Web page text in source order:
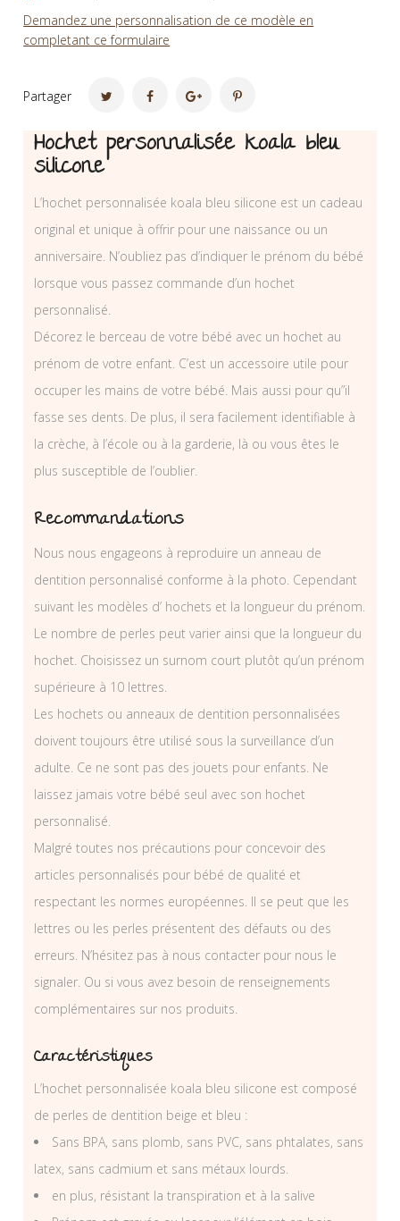
Demandez une personnalisation de ce modèle en
completant ce formulaire
Partager
Hochet personnalisée koala bleu
silicone
L’hochet personnalisée koala bleu silicone est un cadeau
original et unique à offrir pour une naissance ou un
anniversaire. N’oubliez pas d’indiquer le prénom du bébé
lorsque vous passez commande d’un hochet
personnalisé.
Décorez le berceau de votre bébé avec un hochet au
prénom de votre enfant. C’est un accessoire utile pour
occuper les mains de votre bébé. Mais aussi pour qu”il
fasse ses dents. De plus, il sera facilement identifiable à
la crèche, à l’école ou à la garderie, là ou vous êtes le
plus susceptible de l’oublier.
Recommandations
Nous nous engageons à reproduire un anneau de
dentition personnalisé conforme à la photo. Cependant
suivant les modèles d’ hochets et la longueur du prénom.
Le nombre de perles peut varier ainsi que la longueur du
hochet. Choisissez un surnom court plutôt qu’un prénom
supérieure à 10 lettres.
Les hochets ou anneaux de dentition personnalisées
doivent toujours être utilisé sous la surveillance d’un
adulte. Ce ne sont pas des jouets pour enfants. Ne
laissez jamais votre bébé seul avec son hochet
personnalisé.
Malgré toutes nos précautions pour concevoir des
articles personnalisés pour bébé de qualité et
respectant les normes européennes. Il se peut que les
lettres ou les perles présentent des défauts ou des
erreurs. N’hésitez pas à nous contacter pour nous le
signaler. Ou si vous avez besoin de renseignements
complémentaires sur nos produits.
Caractéristiques
L’hochet personnalisée koala bleu silicone est composé
de perles de dentition beige et bleu :
Sans BPA, sans plomb, sans PVC, sans phtalates, sans
latex, sans cadmium et sans métaux lourds.
en plus, résistant la transpiration et à la salive